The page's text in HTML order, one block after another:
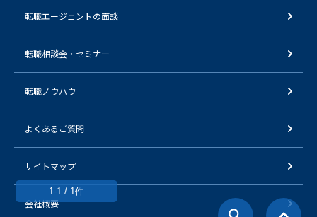
1-1 / 1件
転職エージェントの面談
転職相談会・セミナー
転職ノウハウ
よくあるご質問
サイトマップ
会社概要